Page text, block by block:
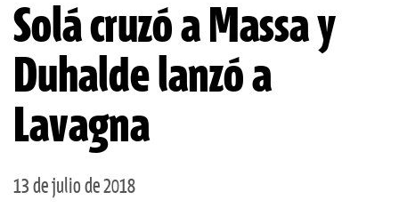
Solá cruzó a Massa y
Duhalde lanzó a
Lavagna
13 de julio de 2018